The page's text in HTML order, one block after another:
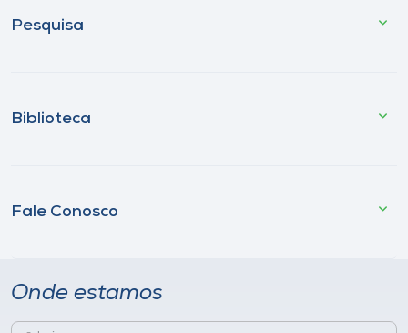
Pesquisa
Biblioteca
Fale Conosco
Onde estamos